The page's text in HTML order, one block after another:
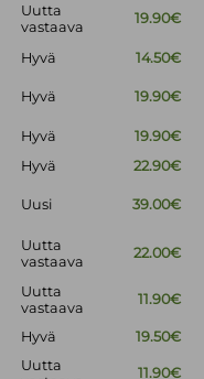
Uutta
vastaava
19.90€
Hyvä
14.50€
Hyvä 19.90€
Hyvä
19.90€
Hyvä
22.90€
Uusi 39.00€
Uutta
vastaava
22.00€
Uutta
vastaava
11.90€
Hyvä 19.50€
Uutta
11.90€